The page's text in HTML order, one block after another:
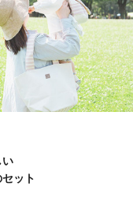
い
ット